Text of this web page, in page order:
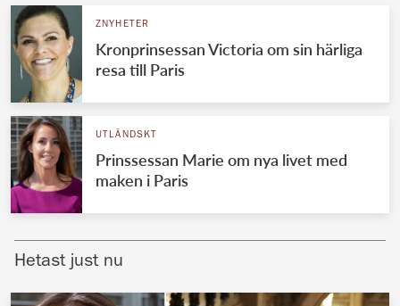
UTLÄNDSKT
VÄRLDENS KUNGAHUS
Svenska kungahuset
Brittiska kungahuset
REDAKTION
ZNYHETER
Kronprinsessan Victoria om sin härliga
resa till Paris
UTLÄNDSKT
Prinssessan Marie om nya livet med
maken i Paris
Hetast just nu